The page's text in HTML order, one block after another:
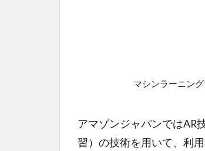
マシンラーニン
アマゾンジャパンではAR
習）の技術を用いて、利